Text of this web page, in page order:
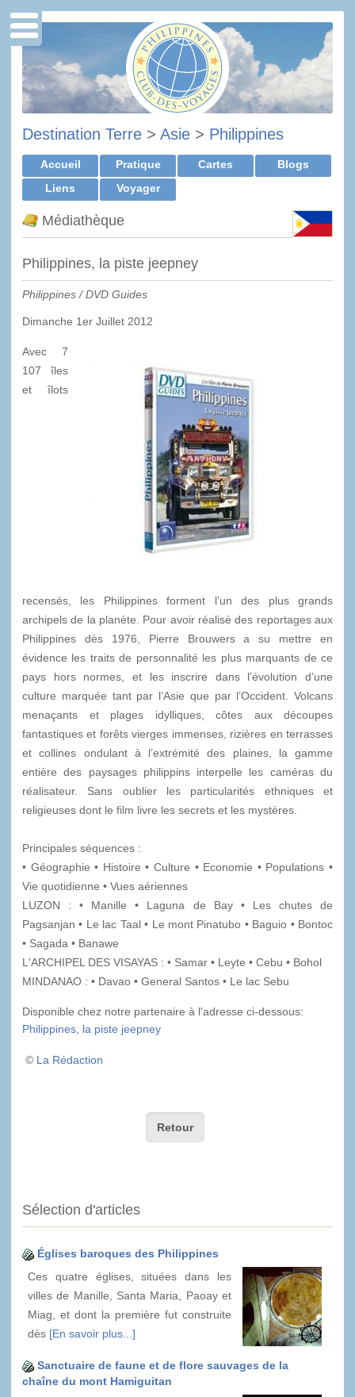
Destination Terre > Asie > Philippines
Accueil Pratique Cartes
Blogs
Liens
Voyager
Médiathèque
Philippines, la piste jeepney
Philippines / DVD Guides
Dimanche 1er Juillet 2012
Avec 7
107 îles
et îlots
recensés, les Philippines forment l’un des plus grands
archipels de la planète. Pour avoir réalisé des reportages aux
Philippines dès 1976, Pierre Brouwers a su mettre en
évidence les traits de personnalité les plus marquants de ce
pays hors normes, et les inscrire dans l’évolution d’une
culture marquée tant par l’Asie que par l’Occident. Volcans
menaçants et plages idylliques, côtes aux découpes
fantastiques et forêts vierges immenses, rizières en terrasses
et collines ondulant à l’extrémité des plaines, la gamme
entière des paysages philippins interpelle les caméras du
réalisateur. Sans oublier les particularités ethniques et
religieuses dont le film livre les secrets et les mystères.
Principales séquences :
• Géographie • Histoire • Culture • Economie • Populations •
Vie quotidienne • Vues aériennes
LUZON : • Manille • Laguna de Bay • Les chutes de
Pagsanjan • Le lac Taal • Le mont Pinatubo • Baguio • Bontoc
• Sagada • Banawe
L'ARCHIPEL DES VISAYAS : • Samar • Leyte • Cebu • Bohol
MINDANAO : • Davao • General Santos • Le lac Sebu
Disponible chez notre partenaire à l'adresse ci-dessous:
Philippines, la piste jeepney
© La Rédaction
Retour
Sélection d'articles
Églises baroques des Philippines
Ces quatre églises, situées dans les
villes de Manille, Santa Maria, Paoay et
Miag, et dont la première fut construite
dès [En savoir plus...]
Sanctuaire de faune et de flore sauvages de la
chaîne du mont Hamiguitan